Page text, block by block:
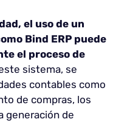
el uso de un
Bind ERP puede
el proceso de
sistema, se
contables como
de compras, los
generación de